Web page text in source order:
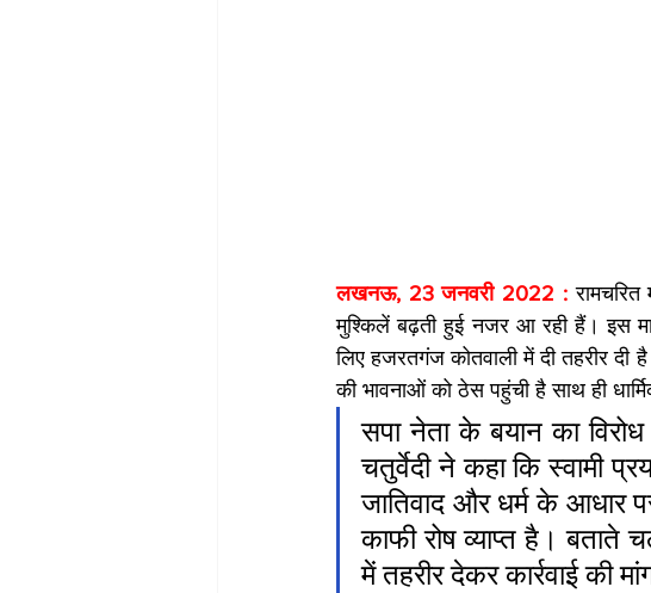
लखनऊ, 23 जनवरी 2022 : रामचरित
मुश्किलें बढ़ती हुई नजर आ रही हैं। इस
लिए हजरतगंज कोतवाली में दी तहरीर दी
की भावनाओं को ठेस पहुंची है साथ ही
सपा नेता के बयान का
चतुर्वेदी ने कहा कि स्वामी
जातिवाद और धर्म के आधार
काफी रोष व्याप्त है।
में तहरीर देकर कार्रवाई की